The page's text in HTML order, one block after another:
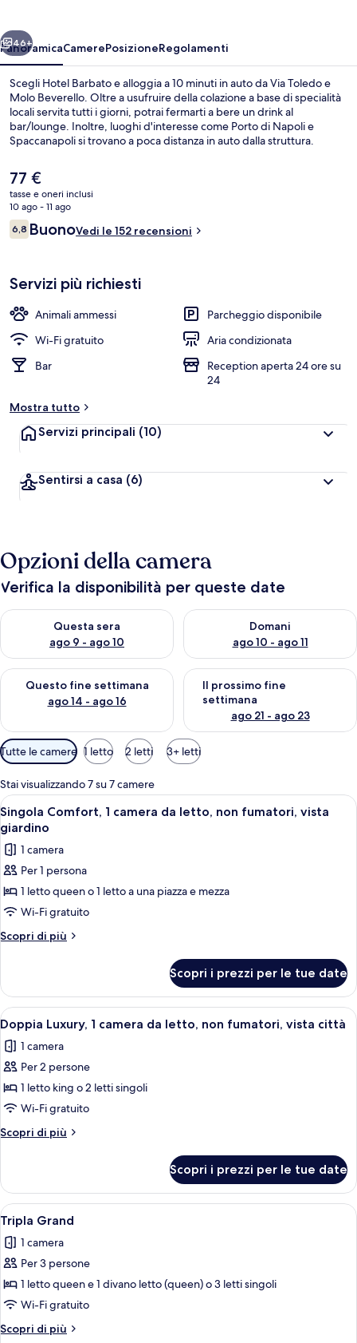
Avanti
46+
PanoramicaCamerePosizioneRegolamenti
Scegli Hotel Barbato e alloggia a 10 minuti in auto da Via Toledo e
Molo Beverello. Oltre a usufruire della colazione a base di specialità
locali servita tutti i giorni, potrai fermarti a bere un drink al
bar/lounge. Inoltre, luoghi d'interesse come Porto di Napoli e
Spaccanapoli si trovano a poca distanza in auto dalla struttura.
Il
prezzo
attuale
è
77 €
77 €
tasse e oneri inclusi
10 ago - 11 ago
Recensioni
6,86,8 su 10
BuonoVedi le 152 recensioni
Servizi più richiesti
Animali ammessi
Parcheggio disponibile
Wi-Fi gratuito
Aria condizionata
Bar
Reception aperta 24 ore su
24
Mostra tutto
Servizi principali (10)
Sentirsi a casa (6)
Opzioni della camera
Verifica la disponibilità per queste date
Questa sera
ago 9 - ago 10
Verifica la disponibilità per questa sera, ago 9 - ago 10
Domani
ago 10 - ago 11
Verifica la disponibilità per
Questo fine settimana
ago 14 - ago 16
Verifica la disponibilità per questo fine settimana, ago 14 -
Il prossimo fine
settimana
ago 21 - ago 23
Verifica la disponibilità per il
Filtri
disponibili
per
le
camere
Tutte le camere 1 letto 2 letti 3+ letti
Stai visualizzando 7 su 7 camere
Apri
tutte
le
foto
per
Singola
Comfort,
1
letto,
non
fumatori,
vista
giardino
Un bagno moderno con pavimento
7
Singola Comfort, 1 camera da letto, non fumatori, vista
giardino
1 camera
Per 1 persona
1 letto queen o 1 letto a una piazza e mezza
Wi-Fi gratuito
Scopri di più
Altri
Comfort,
camera
letto,
non
vista
giardino
Scopri i prezzi per le tue date
Apri
tutte
le
foto
per
Doppia
Luxury,
1
da
letto,
non
fumatori,
vista
città
Un bagno moderno con un mobile
12
Doppia Luxury, 1 camera da letto, non fumatori, vista città
1 camera
Per 2 persone
1 letto king o 2 letti singoli
Wi-Fi gratuito
Scopri di più
Altri
Luxury,
camera
letto,
non
vista
città
Scopri i prezzi per le tue date
Apri
tutte
le
foto
per
Tripla
Grand
Una camera da letto compatta con
8
Tripla Grand
1 camera
Per 3 persone
1 letto queen e 1 divano letto (queen) o 3 letti singoli
Wi-Fi gratuito
Scopri di più
Altri